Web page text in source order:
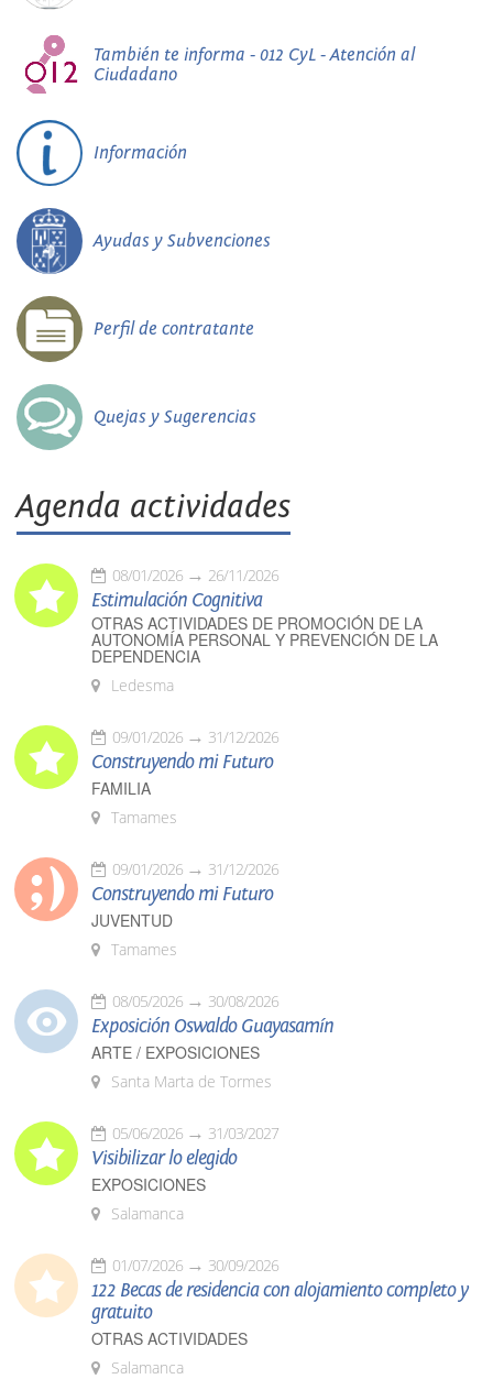
También te informa - 012 CyL - Atención al
Ciudadano
Información
Ayudas y Subvenciones
Perfil de contratante
Quejas y Sugerencias
Agenda actividades
08/01/2026 26/11/2026
Estimulación Cognitiva
OTRAS ACTIVIDADES DE PROMOCIÓN DE LA
AUTONOMÍA PERSONAL Y PREVENCIÓN DE LA
DEPENDENCIA
Ledesma
09/01/2026 31/12/2026
Construyendo mi Futuro
FAMILIA
Tamames
09/01/2026 31/12/2026
Construyendo mi Futuro
JUVENTUD
Tamames
08/05/2026 30/08/2026
Exposición Oswaldo Guayasamín
ARTE / EXPOSICIONES
Santa Marta de Tormes
05/06/2026 31/03/2027
Visibilizar lo elegido
EXPOSICIONES
Salamanca
01/07/2026 30/09/2026
122 Becas de residencia con alojamiento completo y
gratuito
OTRAS ACTIVIDADES
Salamanca